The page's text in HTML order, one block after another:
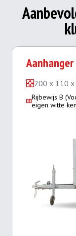
200 x 110 x
Rijbewijs B
eigen witte